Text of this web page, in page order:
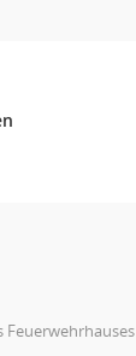
Feuerwehrhauses